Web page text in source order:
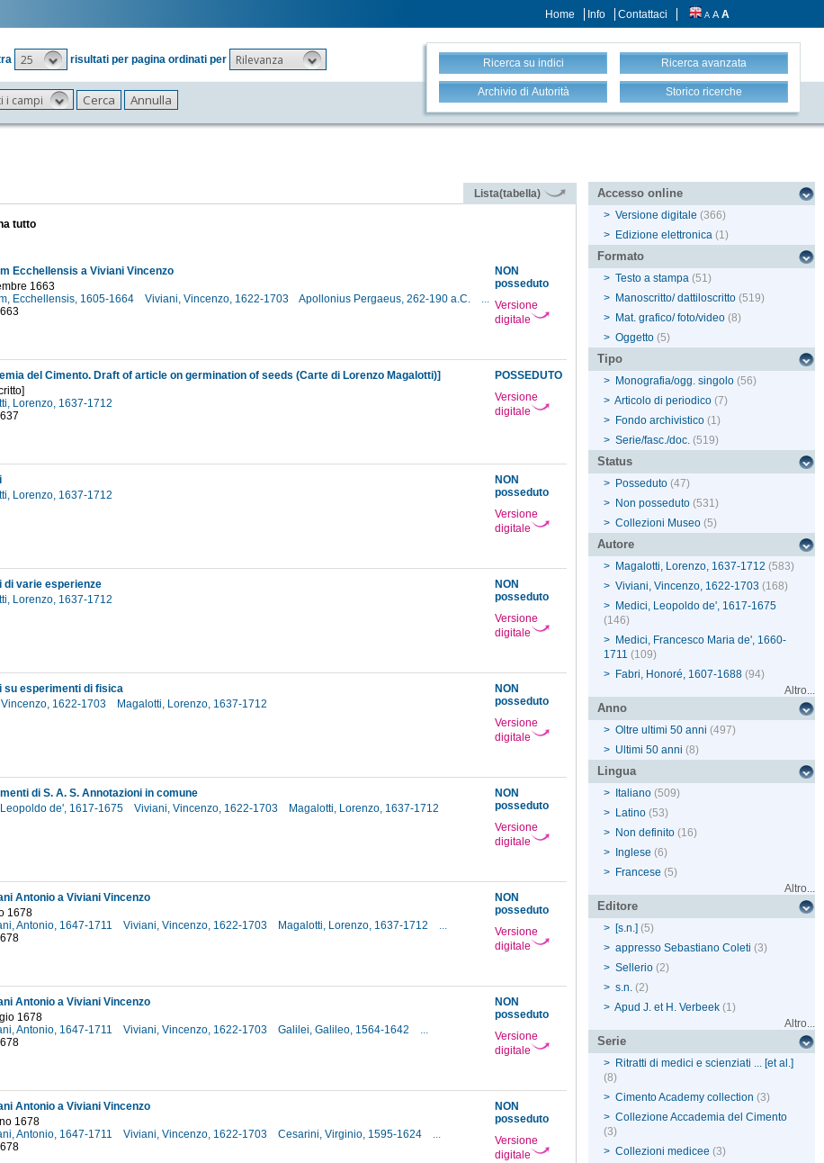
Home Info Contattaci A A A
25 risultati per pagina ordinati per Rilevanza
i campi
Ricerca su indici Ricerca avanzata
Archivio di Autorità Storico ricerche
Lista(tabella)
tutto
NON
posseduto
Versione
digitale
Ecchellensis a Viviani Vincenzo
1663
Ecchellensis, 1605-1664
Viviani, Vincenzo, 1622-1703 Apollonius Pergaeus, 262-190 a.C.
...
POSSEDUTO
Versione
digitale
del Cimento. Draft of article on germination of seeds (Carte di Lorenzo Magalotti)]
Lorenzo, 1637-1712
NON
posseduto
Versione
digitale
Lorenzo, 1637-1712
NON
posseduto
Versione
digitale
di varie esperienze
Lorenzo, 1637-1712
NON
posseduto
Versione
digitale
su esperimenti di fisica
1622-1703
Magalotti, Lorenzo, 1637-1712
NON
posseduto
Versione
digitale
di S. A. S. Annotazioni in comune
de', 1617-1675
Viviani, Vincenzo, 1622-1703 Magalotti, Lorenzo, 1637-1712
NON
posseduto
Versione
digitale
Antonio a Viviani Vincenzo
1678
Antonio, 1647-1711
Viviani, Vincenzo, 1622-1703 Magalotti, Lorenzo, 1637-1712
...
NON
posseduto
Versione
digitale
Antonio a Viviani Vincenzo
1678
Antonio, 1647-1711
Viviani, Vincenzo, 1622-1703 Galilei, Galileo, 1564-1642
...
NON
posseduto
Versione
digitale
Antonio a Viviani Vincenzo
1678
Antonio, 1647-1711
Viviani, Vincenzo, 1622-1703 Cesarini, Virginio, 1595-1624
...
Accesso online
> Versione digitale (366)
> Edizione elettronica (1)
Formato
> Testo a stampa (51)
> Manoscritto/ dattiloscritto (519)
> Mat. grafico/ foto/video (8)
> Oggetto (5)
Tipo
> Monografia/ogg. singolo (56)
> Articolo di periodico (7)
> Fondo archivistico(1)
> Serie/fasc./doc. (519)
Status
> Posseduto (47)
> Non posseduto (531)
> Collezioni Museo (5)
Autore
> Magalotti, Lorenzo, 1637-1712 (583)
> Viviani, Vincenzo, 1622-1703 (168)
> Medici, Leopoldo de', 1617-1675
(146)
> Medici, Francesco Maria de', 1660-
1711 (109)
> Fabri, Honoré, 1607-1688 (94)
Altro...
Anno
> Oltre ultimi 50 anni (497)
> Ultimi 50 anni (8)
Lingua
> Italiano (509)
> Latino (53)
> Non definito (16)
>
Inglese (6)
> Francese (5)
Altro...
Editore
> [s.n.] (5)
> appresso Sebastiano Coleti (3)
> Sellerio (2)
> s.n. (2)
> Apud J. et H. Verbeek (1)
Altro...
Serie
> Ritratti di medici e scienziati ... [et al.]
(8)
> Cimento Academy collection (3)
> Collezione Accademia del Cimento
(3)
> Collezioni medicee (3)